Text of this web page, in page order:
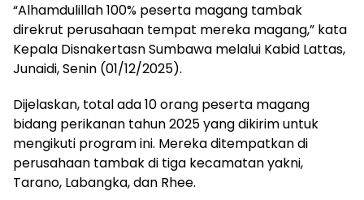
“Alhamdulillah 100% peserta magang tambak
direkrut perusahaan tempat mereka magang,” kata
Kepala Disnakertasn Sumbawa melalui Kabid Lattas,
Junaidi, Senin (01/12/2025).
Dijelaskan, total ada 10 orang peserta magang
bidang perikanan tahun 2025 yang dikirim untuk
mengikuti program ini. Mereka ditempatkan di
perusahaan tambak di tiga kecamatan yakni,
Tarano, Labangka, dan Rhee.